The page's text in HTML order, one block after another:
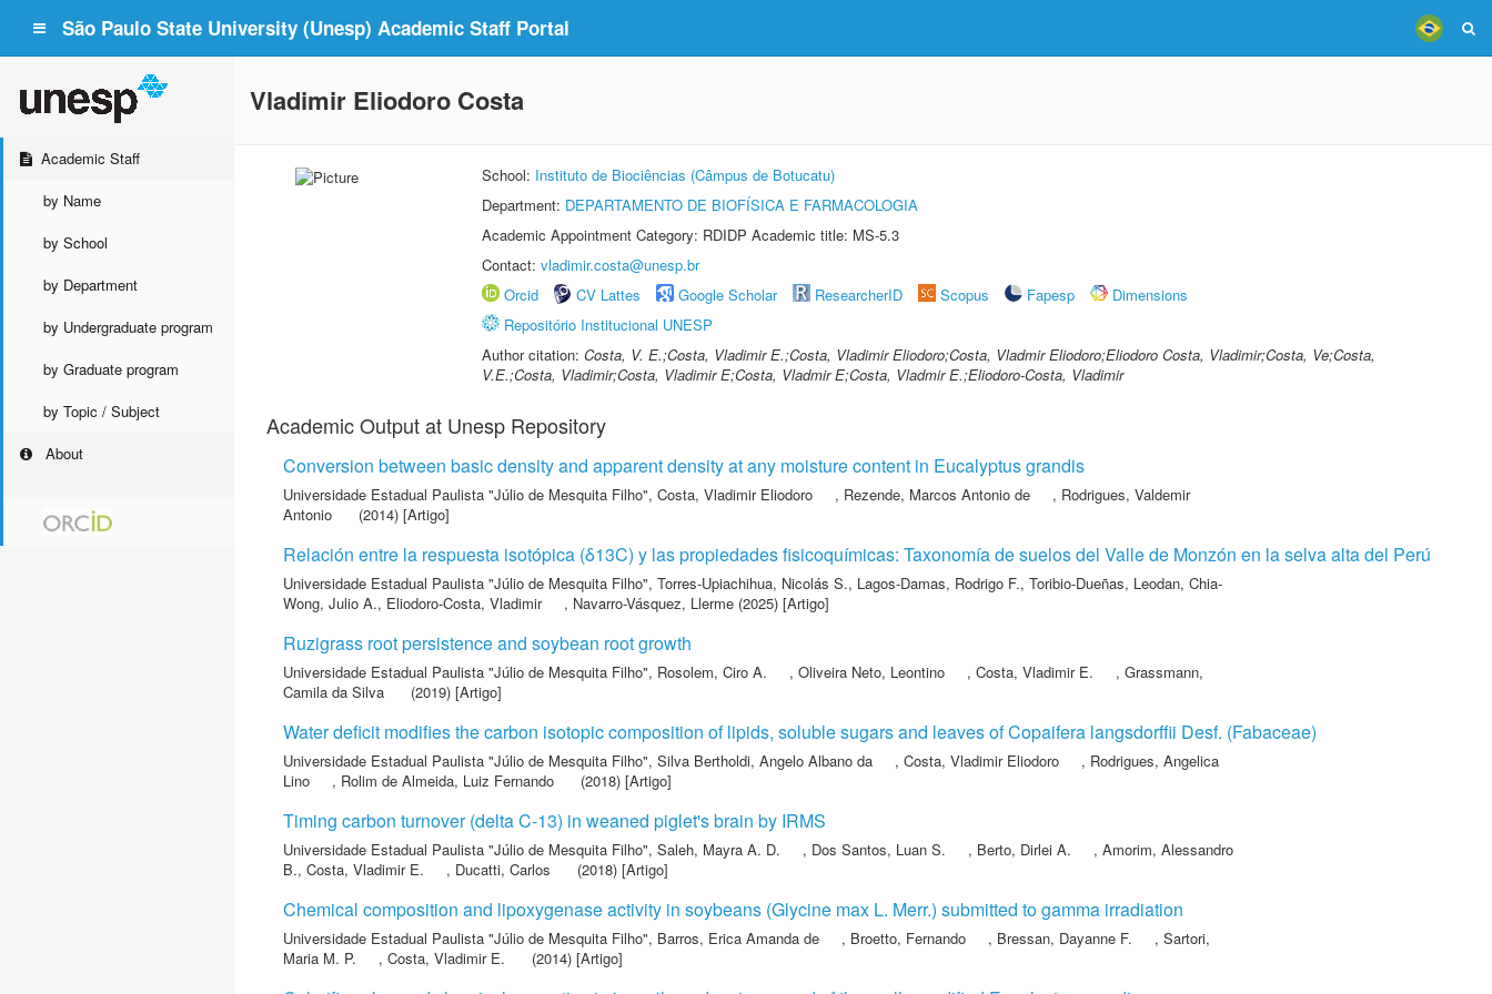
São Paulo State University (Unesp) Academic Staff Portal
Academic Staff
by Name
by School
by Department
by Undergraduate program
by Graduate program
by Topic / Subject
About
Vladimir Eliodoro Costa
School: Instituto de Biociências (Câmpus de Botucatu)
Department: DEPARTAMENTO DE BIOFÍSICA E FARMACOLOGIA
Academic Appointment Category: RDIDP Academic title: MS-5.3
Contact: vladimir.costa@unesp.br
Orcid
CV Lattes Google Scholar ResearcherID Scopus Fapesp
Dimensions
Repositório Institucional UNESP
Author citation: Costa, V. E.;Costa, Vladimir E.;Costa, Vladimir Eliodoro;Costa, Vladmir Eliodoro;Eliodoro Costa, Vladimir;Costa, Ve;Costa,
V.E.;Costa, Vladimir;Costa, Vladimir E;Costa, Vladmir E;Costa, Vladmir E.;Eliodoro-Costa, Vladimir
Academic Output at Unesp Repository
Conversion between basic density and apparent density at any moisture content in Eucalyptus grandis
Universidade Estadual Paulista "Júlio de Mesquita Filho", Costa, Vladimir Eliodoro , Rezende, Marcos Antonio de , Rodrigues, Valdemir
Antonio
(2014) [Artigo]
Relación entre la respuesta isotópica (δ13C) y las propiedades fisicoquímicas: Taxonomía de suelos del Valle de Monzón en la selva alta del Perú
Universidade Estadual Paulista "Júlio de Mesquita Filho", Torres-Upiachihua, Nicolás S., Lagos-Damas, Rodrigo F., Toribio-Dueñas, Leodan, Chia-
Wong, Julio A., Eliodoro-Costa, Vladimir , Navarro-Vásquez, Llerme (2025) [Artigo]
Ruzigrass root persistence and soybean root growth
Universidade Estadual Paulista "Júlio de Mesquita Filho", Rosolem, Ciro A. , Oliveira Neto, Leontino , Costa, Vladimir E. , Grassmann,
Camila da Silva
(2019) [Artigo]
Water deficit modifies the carbon isotopic composition of lipids, soluble sugars and leaves of Copaifera langsdorffii Desf. (Fabaceae)
Universidade Estadual Paulista "Júlio de Mesquita Filho", Silva Bertholdi, Angelo Albano da , Costa, Vladimir Eliodoro , Rodrigues, Angelica
Lino
, Rolim de Almeida, Luiz Fernando (2018) [Artigo]
Timing carbon turnover (delta C-13) in weaned piglet's brain by IRMS
Universidade Estadual Paulista "Júlio de Mesquita Filho", Saleh, Mayra A. D. , Dos Santos, Luan S. , Berto, Dirlei A. , Amorim, Alessandro
B., Costa, Vladimir E. , Ducatti, Carlos (2018) [Artigo]
Chemical composition and lipoxygenase activity in soybeans (Glycine max L. Merr.) submitted to gamma irradiation
Universidade Estadual Paulista "Júlio de Mesquita Filho", Barros, Erica Amanda de , Broetto, Fernando , Bressan, Dayanne F. , Sartori,
Maria M. P.
, Costa, Vladimir E. (2014) [Artigo]